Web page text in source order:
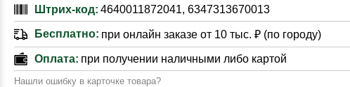
Штрих-код: 4640011872041, 6347313670013
Бесплатно: при онлайн заказе от 10 тыс. ₽ (по городу)
Оплата: при получении наличными либо картой
Нашли ошибку в карточке товара?